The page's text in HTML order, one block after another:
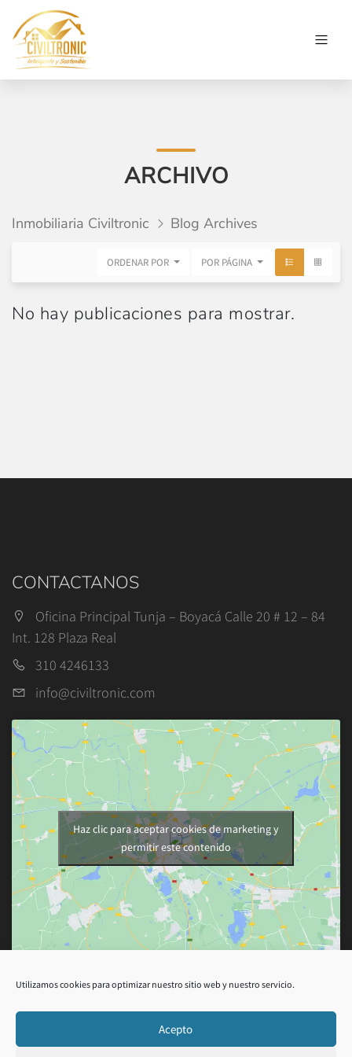
Utilizamos cookies para optimizar nuestro sitio web y nuestro servicio.
Acepto
ARCHIVO
Inmobiliaria Civiltronic Blog Archives
ORDENAR POR POR PÁGINA
No hay publicaciones para mostrar.
CONTACTANOS
Oficina Principal Tunja – Boyacá Calle 20 # 12 – 84
Int. 128 Plaza Real
310 4246133
info@civiltronic.com
Haz clic para aceptar cookies de marketing y
permitir este contenido